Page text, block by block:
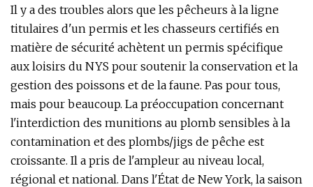
Il y a des troubles alors que les pêcheurs à la ligne
titulaires d'un permis et les chasseurs certifiés en
matière de sécurité achètent un permis spécifique
aux loisirs du NYS pour soutenir la conservation et la
gestion des poissons et de la faune. Pas pour tous,
mais pour beaucoup. La préoccupation concernant
l'interdiction des munitions au plomb sensibles à la
contamination et des plombs/jigs de pêche est
croissante. Il a pris de l'ampleur au niveau local,
régional et national. Dans l'État de New York, la saison